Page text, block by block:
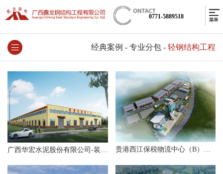
0771-5889518
经典案例 - 专业分包 - 轻钢结构工程
广西华宏水泥股份有限公司-装配式厂房 贵港西江保税物流中心（B）型项目